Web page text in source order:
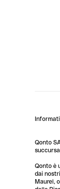
Qonto
Qonto è
dai
Maurel,